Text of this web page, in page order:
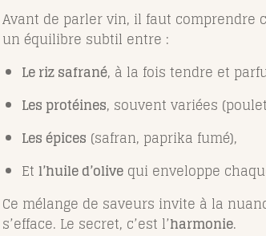
Avant de parler vin, il faut comprendre
un équilibre subtil entre :
Le riz safrané, à la fois tendre et
Les protéines, souvent variées
Les épices (safran, paprika fumé),
Et l’huile d’olive qui enveloppe
Ce mélange de saveurs invite à la
s’efface. Le secret, c’est l’harmonie.